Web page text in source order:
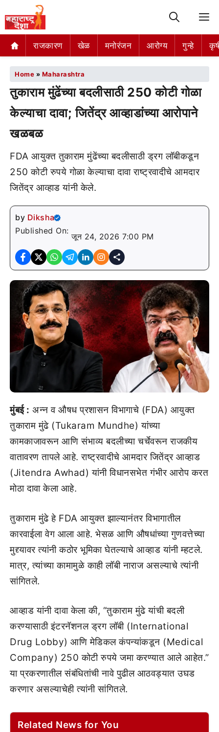
राजकारण खेळ मनोरंजन आरोग्य गुन्हे
Home » Maharashtra
तुकाराम मुंढेंच्या बदलीसाठी 250 कोटी गोळा
केल्याचा दावा; जितेंद्र आव्हाडांच्या आरोपाने
खळबळ
FDA आयुक्त तुकाराम मुंढेंच्या बदलीसाठी ड्रग लॉबीकडून
250 कोटी रुपये गोळा केल्याचा दावा राष्ट्रवादीचे आमदार
जितेंद्र आव्हाड यांनी केले.
by Diksha
Published On:
जून 24, 2026 7:00 PM
मुंबई : अन्न व औषध प्रशासन विभागाचे (FDA) आयुक्त
तुकाराम मुंढे (Tukaram Mundhe) यांच्या
कामकाजावरून आणि संभाव्य बदलीच्या चर्चेवरून राजकीय
वातावरण तापले आहे. राष्ट्रवादीचे आमदार जितेंद्र आव्हाड
(Jitendra Awhad) यांनी विधानसभेत गंभीर आरोप करत
मोठा दावा केला आहे.
तुकाराम मुंढे हे FDA आयुक्त झाल्यानंतर विभागातील
कारवाईला वेग आला आहे. भेसळ आणि औषधांच्या गुणवत्तेच्या
मुद्द्यावर त्यांनी कठोर भूमिका घेतल्याचे आव्हाड यांनी म्हटले.
मात्र, त्यांच्या कामामुळे काही लॉबी नाराज असल्याचे त्यांनी
सांगितले.
आव्हाड यांनी दावा केला की, “तुकाराम मुंढे यांची बदली
करण्यासाठी इंटरनॅशनल ड्रग लॉबी (International
Drug Lobby) आणि मेडिकल कंपन्यांकडून (Medical
Company) 250 कोटी रुपये जमा करण्यात आले आहेत.”
या प्रकरणातील संबंधितांची नावे पुढील आठवड्यात उघड
करणार असल्याचेही त्यांनी सांगितले.
Related News for You